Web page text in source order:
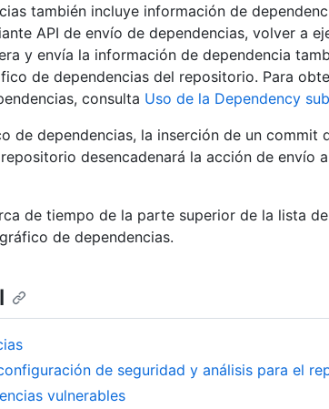
también incluye información de
API de envío de dependencias, volver a
y envía la información de dependencia
de dependencias del repositorio. Para
consulta Uso de la Dependency
de dependencias, la inserción de un commit
desencadenará la acción de envío
de tiempo de la parte superior de la lista
de dependencias.
de seguridad y análisis para el
vulnerables